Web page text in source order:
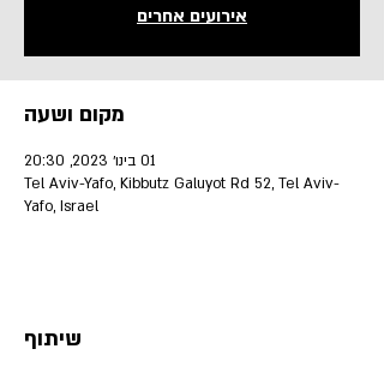
אירועים אחרים
מקום ושעה
01 בינו׳ 2023, 20:30
Tel Aviv-Yafo, Kibbutz Galuyot Rd 52, Tel Aviv-
Yafo, Israel
שיתוף